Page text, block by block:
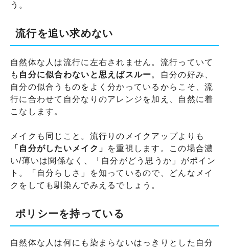
う。
流行を追い求めない
自然体な人は流行に左右されません。流行っていて
も 自分に似合わないと思えばスルー。自分の好み、
自分の似合うものをよく分かっているからこそ、流
行に合わせて自分なりのアレンジを加え、自然に着
こなします。
メイクも同じこと。流行りのメイクアップよりも
「自分がしたいメイク」
を重視します。この場合濃
い/薄いは関係なく、「自分がどう思うか」がポイン
ト。「自分らしさ」を知っているので、どんなメイ
クをしても馴染んでみえるでしょう。
ポリシーを持っている
自然体な人は何にも染まらないはっきりとした自分